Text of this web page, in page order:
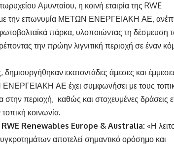
Αμυνταίου, η κοινή εταιρία της RWE
την επωνυμία ΜΕΤΩΝ ΕΝΕΡΓΕΙΑΚΗ ΑΕ,
πάρκα, υλοποιώντας τη δέσμευση
την πρώην λιγνιτική περιοχή σε έναν
εκατοντάδες άμεσες και
ΑΕ έχει συμφωνήσει με τους
στην περιοχή, καθώς και στοχευμένες δράσεις
κοινωνία.
Renewables Europe & Australia: «Η
αποτελεί σημαντικό ορόσημο και